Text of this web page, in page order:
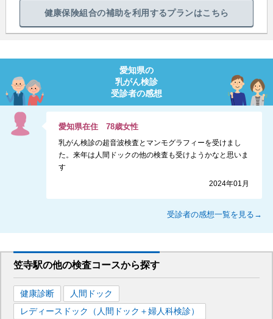
健康保険組合の補助を利用するプランはこちら
愛知県の
乳がん検診
受診者の感想
愛知県在住78歳女性
乳がん検診の超音波検査とマンモグラフィーを受けまし
た。来年は人間ドックの他の検査も受けようかなと思いま
す
2024年01月
受診者の感想一覧を見る→
笠寺駅の他の検査コースから探す
健康診断
人間ドック
レディースドック（人間ドック＋婦人科検診）